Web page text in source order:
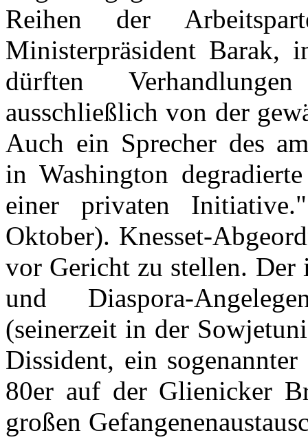
Reihen der
Ministerpräsident Barak,
dürften
ausschließlich von der
Auch ein Sprecher des
in Washington
einer privaten
Oktober). Knesset-
vor Gericht zu stellen. Der
und Diaspora-
(seinerzeit in der
Dissident, ein
80er auf der Glienicker
großen